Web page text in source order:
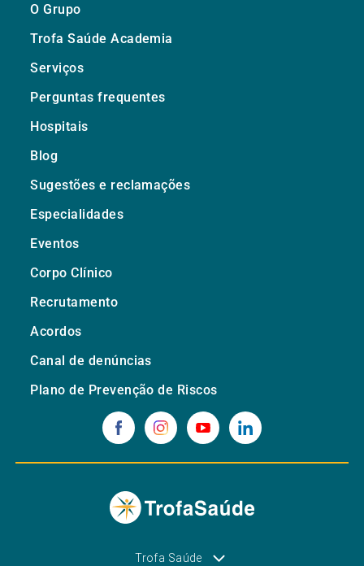
O Grupo
Trofa Saúde Academia
Serviços
Perguntas frequentes
Hospitais
Blog
Sugestões e reclamações
Especialidades
Eventos
Corpo Clínico
Recrutamento
Acordos
Canal de denúncias
Plano de Prevenção de Riscos
Trofa Saúde